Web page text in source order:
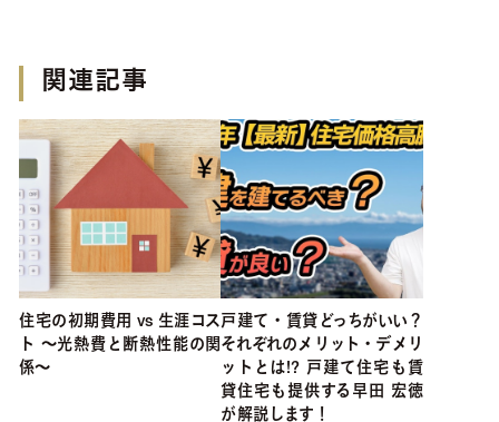
関連記事
住宅の初期費用 vs 生涯コス
ト ～光熱費と断熱性能の関
係～
戸建て・賃貸どっちがいい？
それぞれのメリット・デメリ
ットとは!? 戸建て住宅も賃
貸住宅も提供する早田 宏徳
が解説します！